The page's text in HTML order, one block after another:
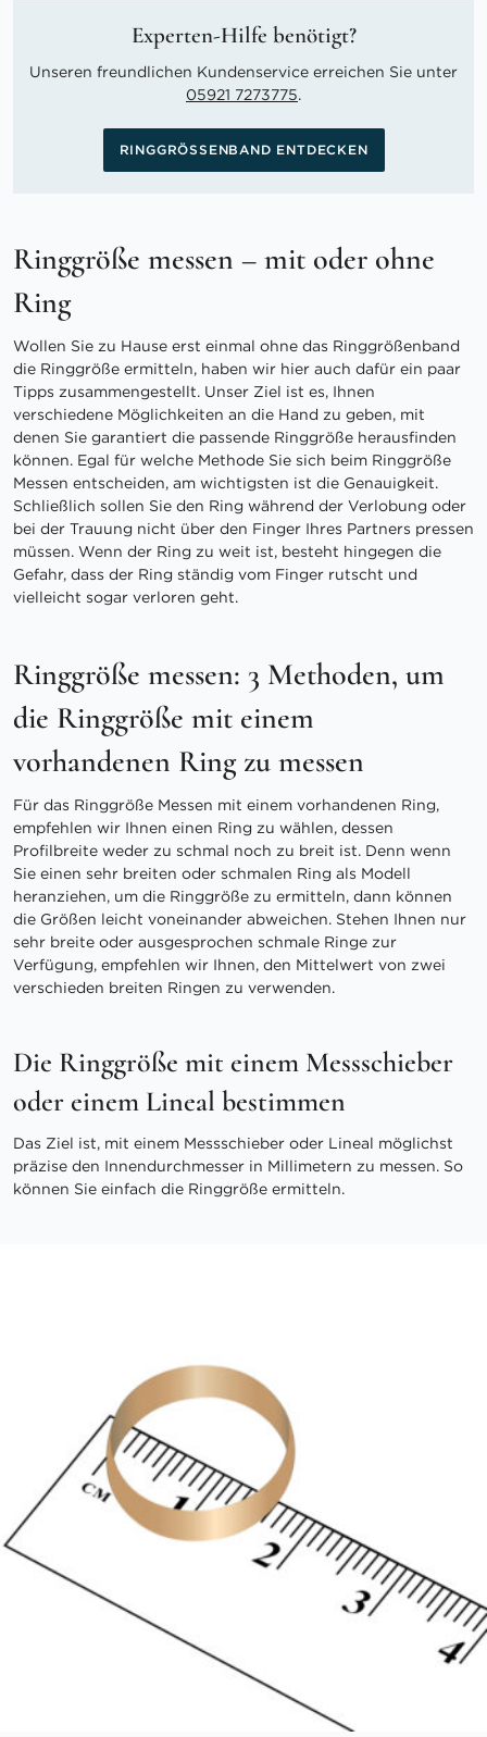
Experten-Hilfe benötigt?
Unseren freundlichen Kundenservice erreichen Sie unter
05921 7273775.
RINGGRÖSSENBAND ENTDECKEN
Ringgröße messen – mit oder ohne
Ring
Wollen Sie zu Hause erst einmal ohne das Ringgrößenband
die Ringgröße ermitteln, haben wir hier auch dafür ein paar
Tipps zusammengestellt. Unser Ziel ist es, Ihnen
verschiedene Möglichkeiten an die Hand zu geben, mit
denen Sie garantiert die passende Ringgröße herausfinden
können. Egal für welche Methode Sie sich beim Ringgröße
Messen entscheiden, am wichtigsten ist die Genauigkeit.
Schließlich sollen Sie den Ring während der Verlobung oder
bei der Trauung nicht über den Finger Ihres Partners pressen
müssen. Wenn der Ring zu weit ist, besteht hingegen die
Gefahr, dass der Ring ständig vom Finger rutscht und
vielleicht sogar verloren geht.
Ringgröße messen: 3 Methoden, um
die Ringgröße mit einem
vorhandenen Ring zu messen
Für das Ringgröße Messen mit einem vorhandenen Ring,
empfehlen wir Ihnen einen Ring zu wählen, dessen
Profilbreite weder zu schmal noch zu breit ist. Denn wenn
Sie einen sehr breiten oder schmalen Ring als Modell
heranziehen, um die Ringgröße zu ermitteln, dann können
die Größen leicht voneinander abweichen. Stehen Ihnen nur
sehr breite oder ausgesprochen schmale Ringe zur
Verfügung, empfehlen wir Ihnen, den Mittelwert von zwei
verschieden breiten Ringen zu verwenden.
Die Ringgröße mit einem Messschieber
oder einem Lineal bestimmen
Das Ziel ist, mit einem Messschieber oder Lineal möglichst
präzise den Innendurchmesser in Millimetern zu messen. So
können Sie einfach die Ringgröße ermitteln.